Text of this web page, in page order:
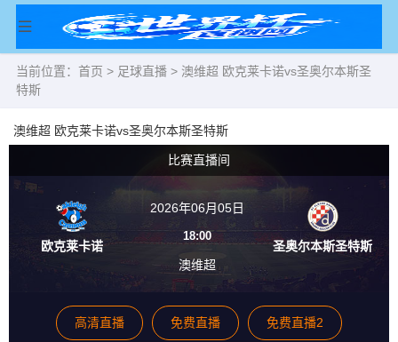
当前位置： 首页 > 足球直播 > 澳维超 欧克莱卡诺vs圣奥尔本斯圣
特斯
澳维超 欧克莱卡诺vs圣奥尔本斯圣特斯
比赛直播间
欧克莱卡诺
2026年06月05日
18:00
澳维超
圣奥尔本斯圣特斯
高清直播 免费直播 免费直播2